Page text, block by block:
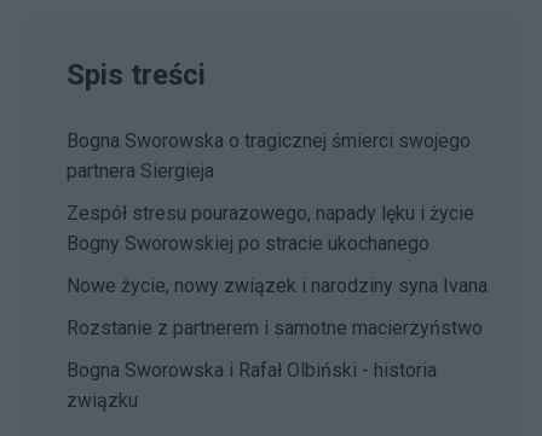
Spis treści
Bogna Sworowska o tragicznej śmierci swojego
partnera Siergieja
Zespół stresu pourazowego, napady lęku i życie
Bogny Sworowskiej po stracie ukochanego
Nowe życie, nowy związek i narodziny syna Ivana
Rozstanie z partnerem i samotne macierzyństwo
Bogna Sworowska i Rafał Olbiński - historia
związku